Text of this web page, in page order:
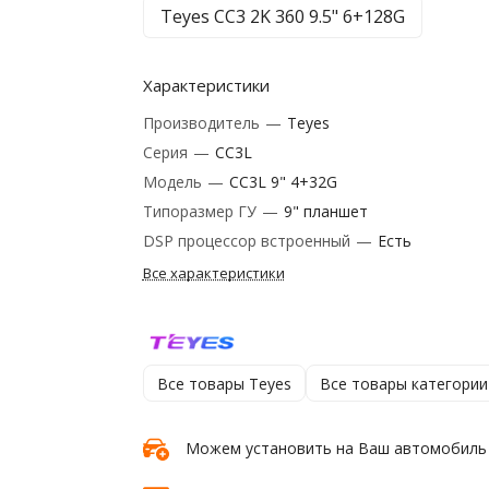
Teyes CC3 2K 360 9.5" 6+128G
Характеристики
Производитель — Teyes
Серия — CC3L
Модель — CC3L 9" 4+32G
Типоразмер ГУ — 9" планшет
DSP процессор встроенный — Есть
Все характеристики
Все товары Teyes Все товары категории
Можем установить на Ваш автомобиль